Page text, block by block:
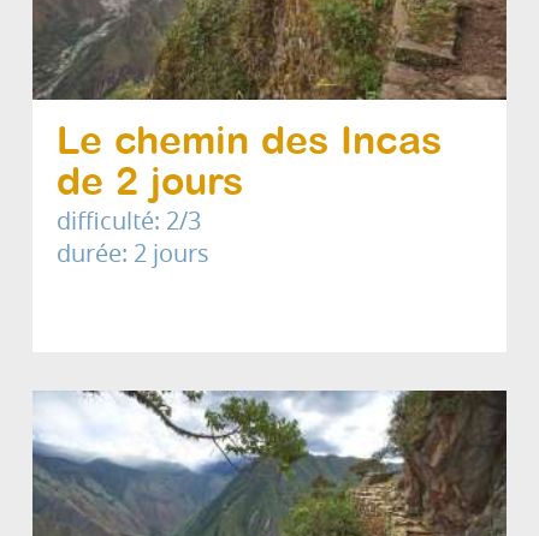
Le chemin des Incas
de 2 jours
difficulté: 2/3
durée: 2 jours